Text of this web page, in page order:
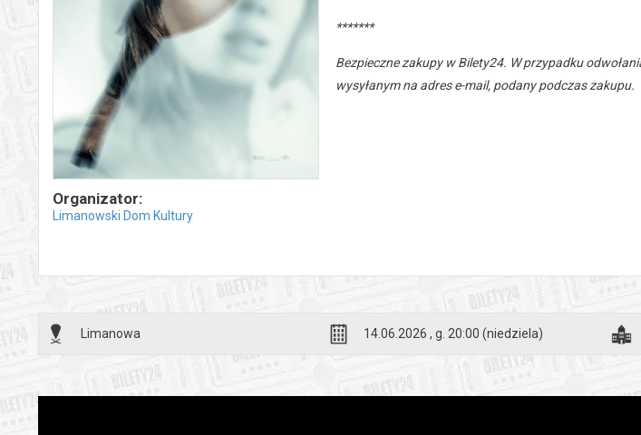
Organizator:
Limanowski Dom Kultury
*******
Bezpieczne zakupy w Bilety24. W przypadku
wysyłanym na adres e-mail, podany podczas zakupu.
Limanowa 14.06.2026 , g. 20:00 (niedziela)